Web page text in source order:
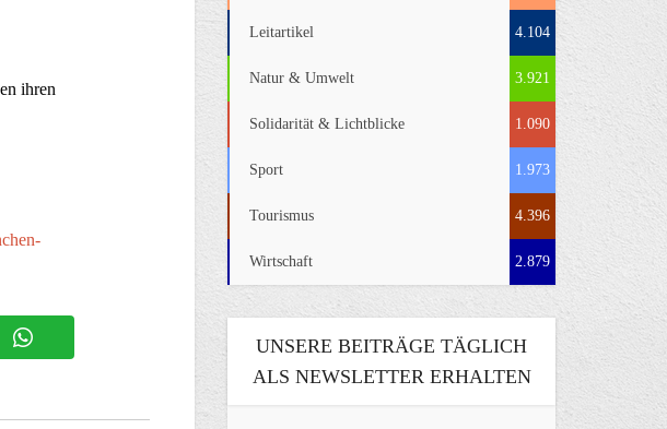
ihren
Leitartikel 4.104
Natur & Umwelt 3.921
Solidarität & Lichtblicke 1.090
Sport 1.973
Tourismus 4.396
Wirtschaft 2.879
UNSERE BEITRÄGE TÄGLICH
ALS NEWSLETTER ERHALTEN